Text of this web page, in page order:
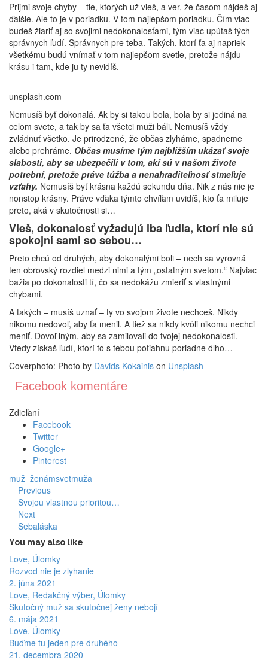
Prijmi svoje chyby – tie, ktorých už vieš, a ver, že časom nájdeš aj
ďalšie. Ale to je v poriadku. V tom najlepšom poriadku. Čím viac
budeš žiariť aj so svojimi nedokonalosťami, tým viac upútaš tých
správnych ľudí. Správnych pre teba. Takých, ktorí ťa aj napriek
všetkému budú vnímať v tom najlepšom svetle, pretože nájdu
krásu i tam, kde ju ty nevidíš.
unsplash.com
Nemusíš byť dokonalá. Ak by si takou bola, bola by si jediná na
celom svete, a tak by sa ťa všetci muži báli. Nemusíš vždy
zvládnuť všetko. Je prirodzené, že občas zlyháme, spadneme
alebo prehráme. Občas musíme tým najbližším ukázať svoje
slabosti, aby sa ubezpečili v tom, akí sú v našom živote
potrební, pretože práve túžba a nenahraditeľnosť stmeľuje
vzťahy. Nemusíš byť krásna každú sekundu dňa. Nik z nás nie je
nonstop krásny. Práve vďaka týmto chvíľam uvidíš, kto ťa miluje
preto, aká v skutočnosti si…
Vieš, dokonalosť vyžadujú iba ľudia, ktorí nie sú
spokojní sami so sebou…
Preto chcú od druhých, aby dokonalými boli – nech sa vyrovná
ten obrovský rozdiel medzi nimi a tým „ostatným svetom.“ Najviac
bažia po dokonalosti tí, čo sa nedokážu zmieriť s vlastnými
chybami.
A takých – musíš uznať – ty vo svojom živote nechceš. Nikdy
nikomu nedovoľ, aby ťa menil. A tiež sa nikdy kvôli nikomu nechci
meniť. Dovoľ iným, aby sa zamilovali do tvojej nedokonalosti.
Vtedy získaš ľudí, ktorí to s tebou potiahnu poriadne dlho…
Coverphoto: Photo by Davids Kokainis on Unsplash
Facebook komentáre
Zdieľaní
Facebook
Twitter
Google+
Pinterest
muž_ženámsvetmuža
Previous
Svojou vlastnou prioritou…
Next
Sebaláska
You may also like
Love, Úlomky
Rozvod nie je zlyhanie
2. júna 2021
Love, Redakčný výber, Úlomky
Skutočný muž sa skutočnej ženy nebojí
6. mája 2021
Love, Úlomky
Buďme tu jeden pre druhého
21. decembra 2020